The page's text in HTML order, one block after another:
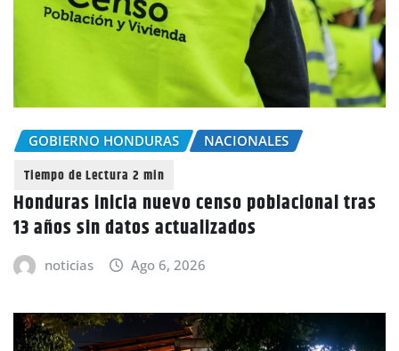
GOBIERNO HONDURAS NACIONALES
Honduras inicia nuevo censo poblacional tras
13 años sin datos actualizados
noticias Ago 6, 2026